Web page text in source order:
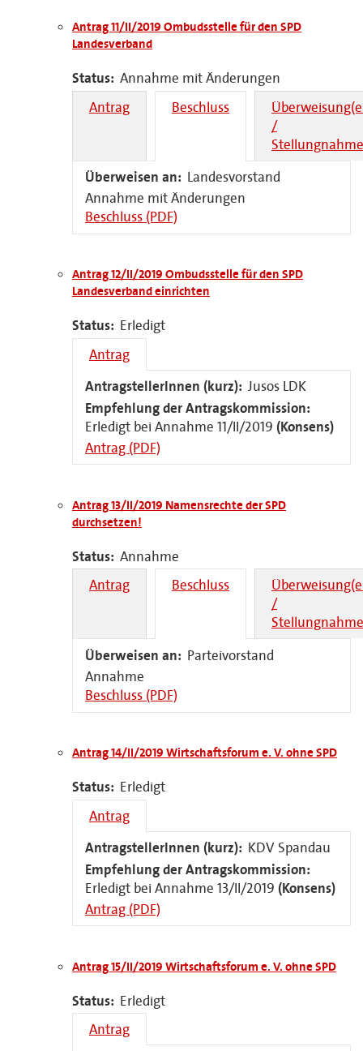
Antrag 11/II/2019 Ombudsstelle für den SPD
Landesverband
Status: Annahme mit Änderungen
Antrag
Beschluss
/
Überweisen an: Landesvorstand
Annahme mit Änderungen
Beschluss (PDF)
Antrag 12/II/2019 Ombudsstelle für den SPD
Landesverband einrichten
Status: Erledigt
Antrag
AntragstellerInnen (kurz): Jusos LDK
Empfehlung der Antragskommission:
Erledigt bei Annahme 11/II/2019 (Konsens)
Antrag (PDF)
Antrag 13/II/2019 Namensrechte der SPD
durchsetzen!
Status: Annahme
Antrag
Beschluss
/
Überweisen an: Parteivorstand
Annahme
Beschluss (PDF)
Antrag 14/II/2019 Wirtschaftsforum e. V. ohne SPD
Status: Erledigt
Antrag
AntragstellerInnen (kurz): KDV Spandau
Empfehlung der Antragskommission:
Erledigt bei Annahme 13/II/2019 (Konsens)
Antrag (PDF)
Antrag 15/II/2019 Wirtschaftsforum e. V. ohne SPD
Status: Erledigt
Antrag